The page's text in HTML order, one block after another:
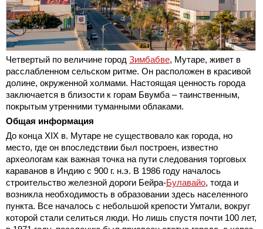
Четвертый по величине город Зимбабве, Мутаре, живет в
расслабленном сельском ритме. Он расположен в красивой
долине, окруженной холмами. Настоящая ценность города
заключается в близости к горам Бвумба – таинственным,
покрытым утренними туманными облаками.
Общая информация
До конца XIX в. Мутаре не существовало как города, но
место, где он впоследствии был построен, известно
археологам как важная точка на пути следования торговых
караванов в Индию с 900 г. н.э. В 1986 году началось
строительство железной дороги Бейра-Булавайо, тогда и
возникла необходимость в образовании здесь населенного
пункта. Все началось с небольшой крепости Умтали, вокруг
которой стали селиться люди. Но лишь спустя почти 100 лет,